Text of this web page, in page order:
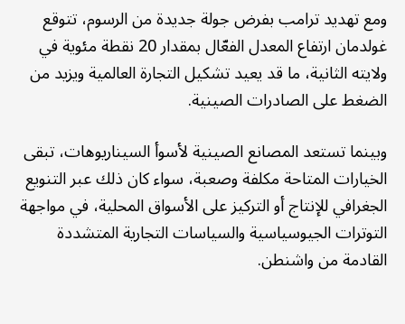
ومع تهديد ترامب بفرض جولة جديدة من الرسوم، تتوقع
غولدمان ارتفاع المعدل الفعّال بمقدار 20 نقطة مئوية في
ولايته الثانية، ما قد يعيد تشكيل التجارة العالمية ويزيد من
الضغط على الصادرات الصينية.
وبينما تستعد المصانع الصينية لأسوأ السيناريوهات، تبقى
الخيارات المتاحة مكلفة وصعبة، سواء كان ذلك عبر التنويع
الجغرافي للإنتاج أو التركيز على الأسواق المحلية، في مواجهة
التوترات الجيوسياسية والسياسات التجارية المتشددة
القادمة من واشنطن.